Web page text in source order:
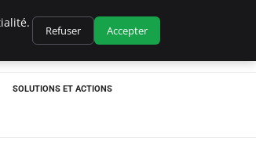
SOLUTIONS ET ACTIONS
Refuser Accepter